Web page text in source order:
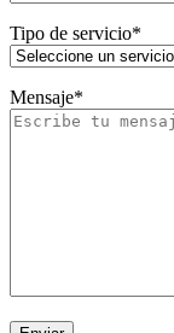
Tipo de servicio*
Mensaje*